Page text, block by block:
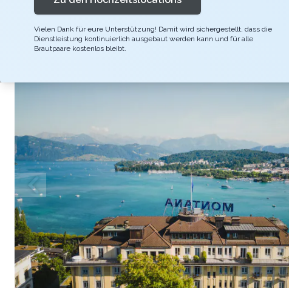
Vielen Dank für eure Unterstützung! Damit wird sichergestellt, dass die
Dienstleistung kontinuierlich ausgebaut werden kann und für alle
Brautpaare kostenlos bleibt.